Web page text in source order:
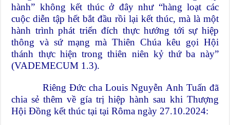
hành” không kết thúc ở đây như “hàng loạt các
cuộc diễn tập hết bắt đầu rồi lại kết thúc, mà là một
hành trình phát triển đích thực hướng tới sự hiệp
thông và sứ mạng mà Thiên Chúa kêu gọi Hội
thánh thực hiện trong thiên niên kỷ thứ ba này”
(VADEMECUM 1.3).
Riêng Đức cha Louis Nguyễn Anh Tuấn đã
chia sẻ thêm về gía trị hiệp hành sau khi Thượng
Hội Đồng kết thúc tại tại Rôma ngày 27.10.2024: